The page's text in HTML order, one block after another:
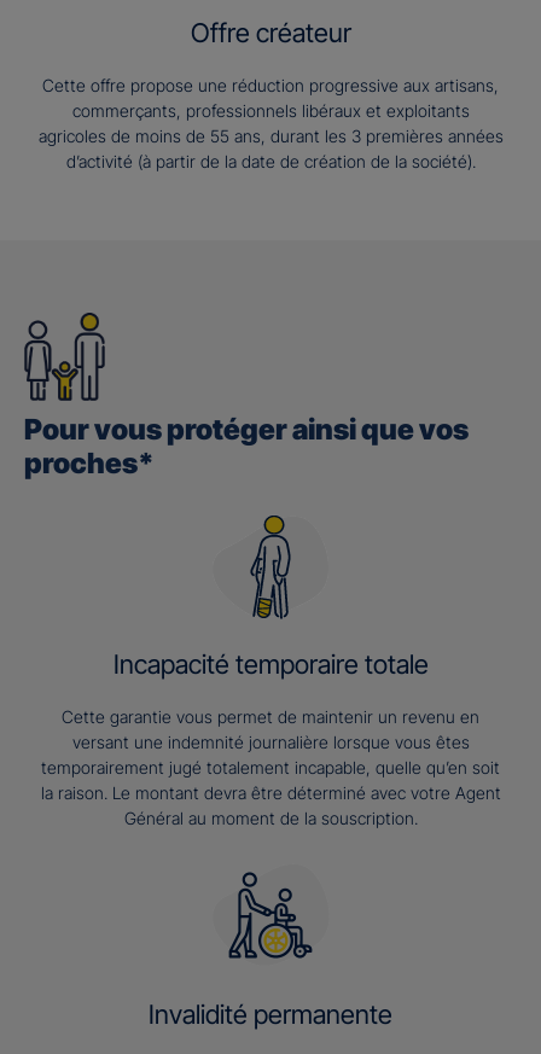
Offre créateur
Cette offre propose une réduction progressive aux artisans,
commerçants, professionnels libéraux et exploitants
agricoles de moins de 55 ans, durant les 3 premières années
d’activité (à partir de la date de création de la société).
Pour vous protéger ainsi que vos
proches*
Incapacité temporaire totale
Cette garantie vous permet de maintenir un revenu en
versant une indemnité journalière lorsque vous êtes
temporairement jugé totalement incapable, quelle qu’en soit
la raison. Le montant devra être déterminé avec votre Agent
Général au moment de la souscription.
Invalidité permanente